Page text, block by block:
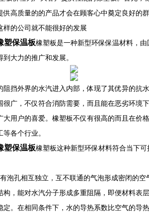
高质量的的产品才会在顾客心中奠定良好的
样的公司就不能很好的发展
塑保温板橡塑板是一种新型环保保温材料，
大力的推广和发展。
挡外界的水汽进入内部，体现了其优异的抗
广，不仅符合消防需要，而且能在恶劣环境
用户的喜爱。橡塑板不仅有很高的而且在价
各个行业。
塑保温板橡塑板这种新型环保材料符合当下
泡孔相互独立，互不联通的气泡形成密闭的空
，能对水汽分子形成多重阻隔，即便材料表
。在相同条件下，水的导热系数比空气的导